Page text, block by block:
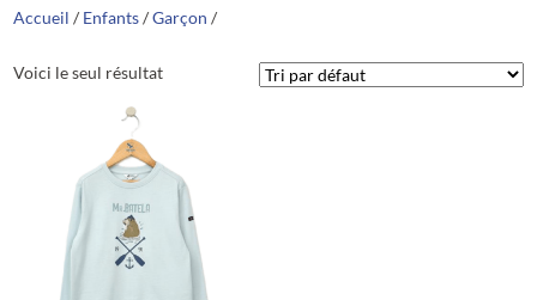
Accueil / Enfants/Garçon /
Voici le seul résultat